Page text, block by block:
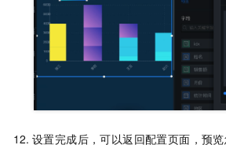
设置完成后，可以返回配置页面，预